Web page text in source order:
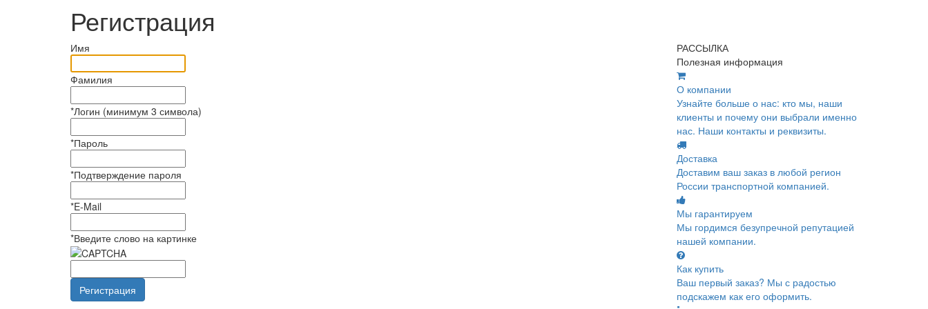
Регистрация
Имя
Фамилия
*Логин (минимум 3 символа)
*Пароль
*Подтверждение пароля
*E-Mail
*Введите слово на картинке
РАССЫЛКА
Полезная информация
О компании
Узнайте больше о нас: кто мы, наши
клиенты и почему они выбрали именно
нас. Наши контакты и реквизиты.
Доставка
Доставим ваш заказ в любой регион
России транспортной компанией.
Мы гарантируем
Мы гордимся безупречной репутацией
нашей компании.
Как купить
Ваш первый заказ? Мы с радостью
подскажем как его оформить.